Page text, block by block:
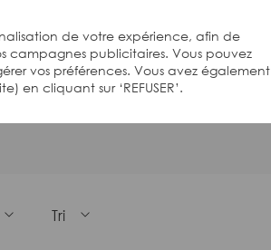
Tri
de votre expérience, afin de
campagnes publicitaires. Vous pouvez
vos préférences. Vous avez également
en cliquant sur ‘REFUSER’.